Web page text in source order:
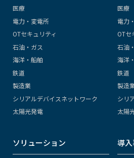
医療
電力・変電所
OTセキュリティ
石油・ガス
海洋・船舶
鉄道
製造業
シリアルデバイスネットワーク
太陽光発電
医療
電力
OTセ
石油
海洋
鉄道
製造
シリ
太陽
ソリューション 導